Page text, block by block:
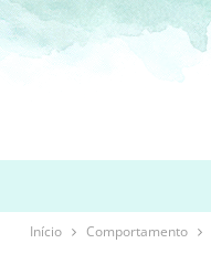
Início Comportamento